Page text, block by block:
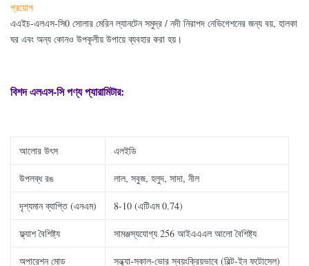
প্রয়োগ
এএইচ-এলএস-সি0 সোলার মেরিন ল্যানটেন সমুদ্র / নদী নিরাপদ নেভিগেশনের জন্য বয়, হালকা
ঘর এবং অন্য কোনও উপকূলীয় উপায়ে ব্যবহার করা হয়।
বিশদ এলএস-সি পণ্য প্যারামিটার:
আলোর উৎস এলইডি
উপলব্ধ রঙ লাল, সবুজ, হলুদ, সাদা, নীল
দৃশ্যমান ব্যাপ্তি (এনএম) 8-10 (এটিএম 0.74)
ফ্ল্যাশ বৈশিষ্ট্য সামঞ্জস্যযোগ্য 256 আইএএএল আলো বৈশিষ্ট্য
অপারেশন মোড সন্ধ্যা-সকাল-ভোর স্বয়ংক্রিয়ভাবে (বিল্ট-ইন ফটোসেল)